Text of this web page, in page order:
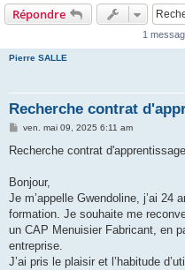
Répondre
1
Pierre SALLE
Recherche contrat
M
s
g
ven. mai 09, 2025 6:11 am
Recherche contrat
Bonjour,
Je m’appelle Gwendoline, j’ai 24
formation. Je souhaite me
un CAP Menuisier Fabricant, en
entreprise.
J’ai pris le plaisir et l’habitude